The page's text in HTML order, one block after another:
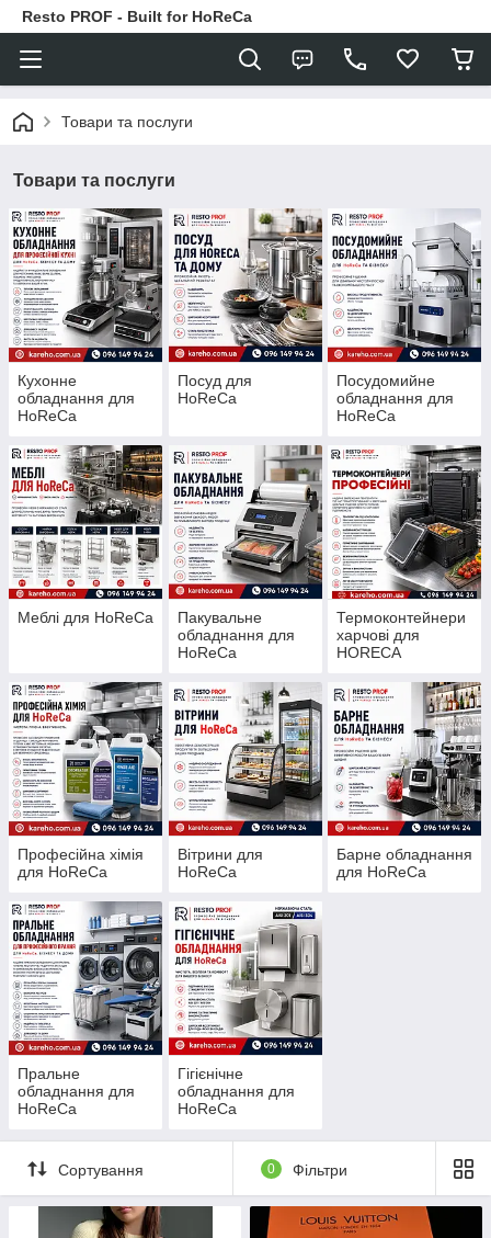
Resto PROF - Built for HoReCa
Товари та послуги
Товари та послуги
Кухонне
обладнання для
HoReCa
Посуд для
HoReCa
Посудомийне
обладнання для
HoReCa
Меблі для HoReCa
Пакувальне
обладнання для
HoReCa
Термоконтейнери
харчові для
HORECA
Професійна хімія
для HoReCa
Вітрини для
HoReCa
Барне обладнання
для HoReCa
Пральне
обладнання для
HoReCa
Гігієнічне
обладнання для
HoReCa
Сортування 0 Фільтри